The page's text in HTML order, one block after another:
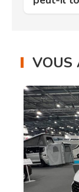
VOUS